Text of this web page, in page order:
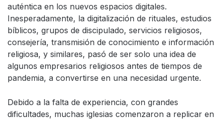
auténtica en los nuevos espacios digitales.
Inesperadamente, la digitalización de rituales, estudios
bíblicos, grupos de discipulado, servicios religiosos,
consejería, transmisión de conocimiento e información
religiosa, y similares, pasó de ser solo una idea de
algunos empresarios religiosos antes de tiempos de
pandemia, a convertirse en una necesidad urgente.
Debido a la falta de experiencia, con grandes
dificultades, muchas iglesias comenzaron a replicar en